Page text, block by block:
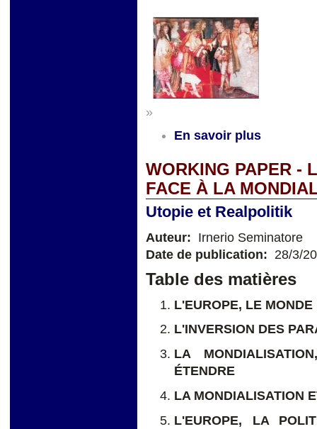
»
En savoir plus
WORKING PAPER -
FACE À LA
Utopie et Realpolitik
Auteur: Irnerio Seminatore
Date de publication: 28/3/
Table des matières
L'EUROPE, LE
L'INVERSION DES
LA
ÉTENDRE
LA MONDIALISATION
L'EUROPE, LA